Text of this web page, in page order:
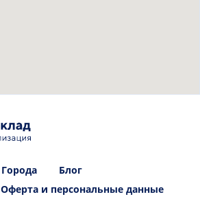
Города
Блог
Оферта и персональные данные